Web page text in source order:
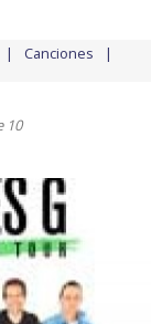
Canciones
10